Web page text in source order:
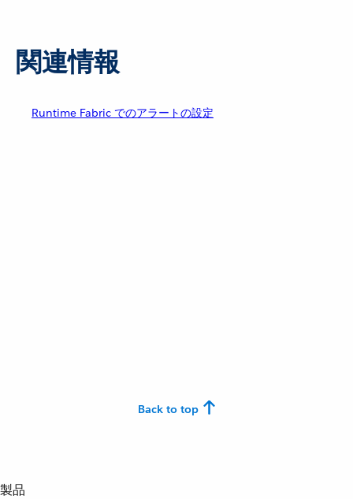
関連情報
Runtime Fabric でのアラートの設定
Back to top
製品